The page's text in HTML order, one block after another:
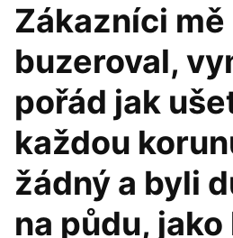
Zákazníci mě
buzeroval,
pořád jak
každou
žádný a byli
na půdu,